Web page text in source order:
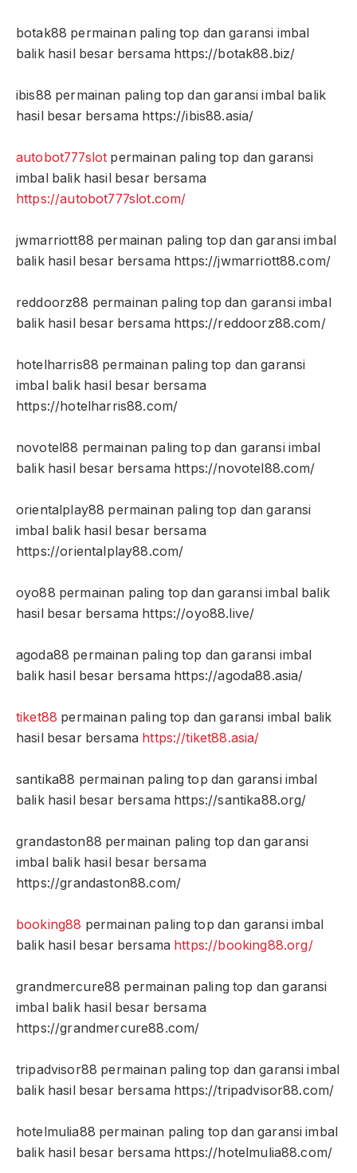
botak88 permainan paling top dan garansi imbal
balik hasil besar bersama https://botak88.biz/
ibis88 permainan paling top dan garansi imbal balik
hasil besar bersama https://ibis88.asia/
autobot777slot permainan paling top dan garansi
imbal balik hasil besar bersama
https://autobot777slot.com/
jwmarriott88 permainan paling top dan garansi imbal
balik hasil besar bersama https://jwmarriott88.com/
reddoorz88 permainan paling top dan garansi imbal
balik hasil besar bersama https://reddoorz88.com/
hotelharris88 permainan paling top dan garansi
imbal balik hasil besar bersama
https://hotelharris88.com/
novotel88 permainan paling top dan garansi imbal
balik hasil besar bersama https://novotel88.com/
orientalplay88 permainan paling top dan garansi
imbal balik hasil besar bersama
https://orientalplay88.com/
oyo88 permainan paling top dan garansi imbal balik
hasil besar bersama https://oyo88.live/
agoda88 permainan paling top dan garansi imbal
balik hasil besar bersama https://agoda88.asia/
tiket88 permainan paling top dan garansi imbal balik
hasil besar bersama https://tiket88.asia/
santika88 permainan paling top dan garansi imbal
balik hasil besar bersama https://santika88.org/
grandaston88 permainan paling top dan garansi
imbal balik hasil besar bersama
https://grandaston88.com/
booking88 permainan paling top dan garansi imbal
balik hasil besar bersama https://booking88.org/
grandmercure88 permainan paling top dan garansi
imbal balik hasil besar bersama
https://grandmercure88.com/
tripadvisor88 permainan paling top dan garansi imbal
balik hasil besar bersama https://tripadvisor88.com/
hotelmulia88 permainan paling top dan garansi imbal
balik hasil besar bersama https://hotelmulia88.com/